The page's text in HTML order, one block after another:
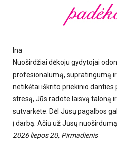
Ina
Nuoširdžiai dėkoju gydytojai
profesionalumą, supratingumą
netikėtai iškrito priekinio danties
stresą, Jūs radote laisvą taloną
sutvarkėte. Dėl Jūsų pagalbos
į darbą. Ačiū už Jūsų
2026 liepos 20, Pirmadienis